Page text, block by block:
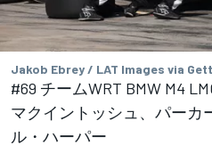
Jakob Ebrey / LAT Images via
#69 チームWRT BMW M4
マクイントッシュ、パーカ
ル・ハーパー